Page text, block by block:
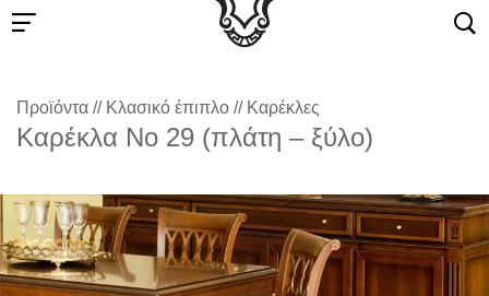
Προϊόντα // Κλασικό έπιπλο // Καρέκλες
Καρέκλα Νο 29 (πλάτη – ξύλο)